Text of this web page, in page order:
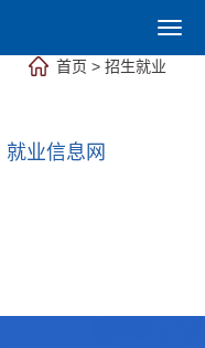
首页 > 招生就业
就业信息网